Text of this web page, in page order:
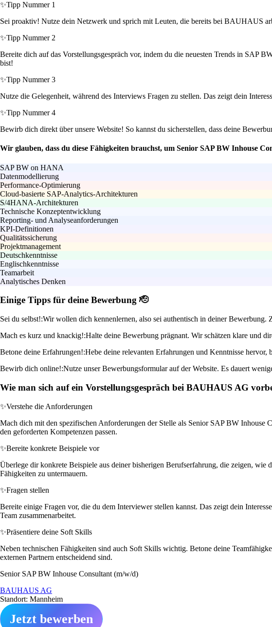
✨Tipp Nummer 1
Sei proaktiv! Nutze dein Netzwerk und sprich mit Leuten, die bereits bei BAUHAUS
✨Tipp Nummer 2
Bereite dich auf das Vorstellungsgespräch vor, indem du die neuesten Trends in SAP
bist!
✨Tipp Nummer 3
Nutze die Gelegenheit, während des Interviews Fragen zu stellen. Das zeigt dein
✨Tipp Nummer 4
Bewirb dich direkt über unsere Website! So kannst du sicherstellen, dass deine
Wir glauben, dass du diese Fähigkeiten brauchst, um Senior SAP BW Inhouse
SAP BW on HANA
Datenmodellierung
Performance-Optimierung
Cloud-basierte SAP-Analytics-Architekturen
S/4HANA-Architekturen
Technische Konzeptentwicklung
Reporting- und Analyseanforderungen
KPI-Definitionen
Qualitätssicherung
Projektmanagement
Deutschkenntnisse
Englischkenntnisse
Teamarbeit
Analytisches Denken
Einige Tipps für deine Bewerbung 🫡
Sei du selbst!:Wir wollen dich kennenlernen, also sei authentisch in deiner
Mach es kurz und knackig!:Halte deine Bewerbung prägnant. Wir schätzen klare und
Betone deine Erfahrungen!:Hebe deine relevanten Erfahrungen und Kenntnisse
Bewirb dich online!:Nutze unser Bewerbungsformular auf der Website. Es dauert
Wie man sich auf ein Vorstellungsgespräch bei BAUHAUS AG
✨Verstehe die Anforderungen
Mach dich mit den spezifischen Anforderungen der Stelle als Senior SAP BW
den geforderten Kompetenzen passen.
✨Bereite konkrete Beispiele vor
Überlege dir konkrete Beispiele aus deiner bisherigen Berufserfahrung, die zeigen,
Fähigkeiten zu untermauern.
✨Fragen stellen
Bereite einige Fragen vor, die du dem Interviewer stellen kannst. Das zeigt dein
Team zusammenarbeitet.
✨Präsentiere deine Soft Skills
Neben technischen Fähigkeiten sind auch Soft Skills wichtig. Betone deine
externen Partnern entscheidend sind.
Senior SAP BW Inhouse Consultant (m/w/d)
BAUHAUS AG
Standort: Mannheim
Jetzt bewerben